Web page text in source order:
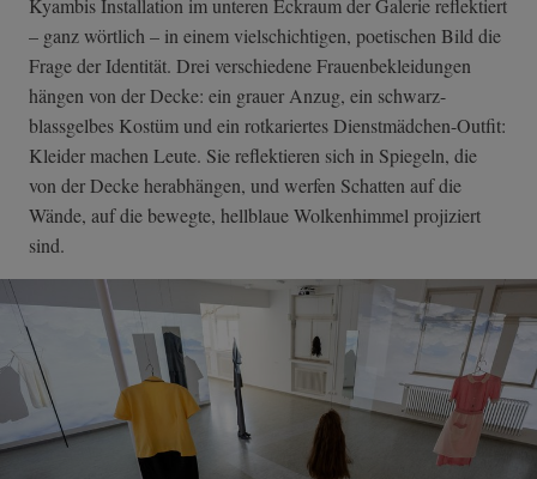
Kyambis Installation im unteren Eckraum der Galerie reflektiert
– ganz wörtlich – in einem vielschichtigen, poetischen Bild die
Frage der Identität. Drei verschiedene Frauenbekleidungen
hängen von der Decke: ein grauer Anzug, ein schwarz-
blassgelbes Kostüm und ein rotkariertes Dienstmädchen-Outfit:
Kleider machen Leute. Sie reflektieren sich in Spiegeln, die
von der Decke herabhängen, und werfen Schatten auf die
Wände, auf die bewegte, hellblaue Wolkenhimmel projiziert
sind.